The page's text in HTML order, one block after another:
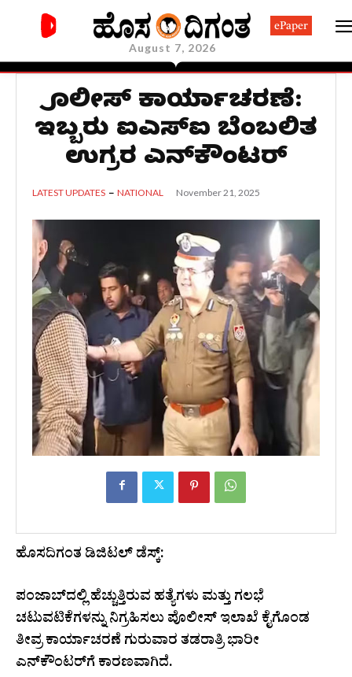
August 7, 2026
ePaper
ಪೊಲೀಸ್ ಕಾರ್ಯಾಚರಣೆ:
ಇಬ್ಬರು ಐಎಸ್​ಐ ಬೆಂಬಲಿತ
ಉಗ್ರರ ಎನ್​ಕೌಂಟರ್​
LATEST UPDATES NATIONAL November 21, 2025
ಹೊಸದಿಗಂತ ಡಿಜಿಟಲ್ ಡೆಸ್ಕ್:
ಪಂಜಾಬ್‌ದಲ್ಲಿ ಹೆಚ್ಚುತ್ತಿರುವ ಹತ್ಯೆಗಳು ಮತ್ತು ಗಲಭೆ
ಚಟುವಟಿಕೆಗಳನ್ನು ನಿಗ್ರಹಿಸಲು ಪೊಲೀಸ್ ಇಲಾಖೆ ಕೈಗೊಂಡ
ತೀವ್ರ ಕಾರ್ಯಾಚರಣೆ ಗುರುವಾರ ತಡರಾತ್ರಿ ಭಾರೀ
ಎನ್‌ಕೌಂಟರ್‌ಗೆ ಕಾರಣವಾಗಿದೆ.